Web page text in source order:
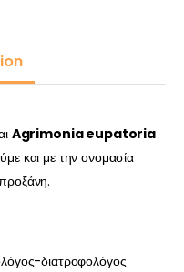
Agrimonia eupatoria
και με την ονομασία
διατροφολόγος